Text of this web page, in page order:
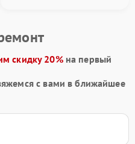
скидку 20%на первый
с вами в ближайшее